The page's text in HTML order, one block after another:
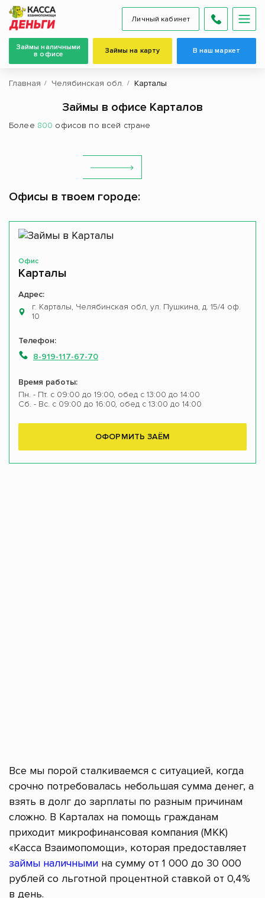
Личный кабинет
Займы наличными
в офисе
Займы на карту В наш маркет
Главная Челябинская обл. Карталы
Займы в офисе Карталов
Более 800 офисов по всей стране
Офисы в твоем городе:
Офис
Карталы
Адрес:
г. Карталы, Челябинская обл, ул. Пушкина, д. 15/4 оф.
10
Телефон:
8-919-117-67-70
Время работы:
Пн. - Пт. с 09:00 до 19:00, обед с 13:00 до 14:00
Сб. - Вс. с 09:00 до 16:00, обед с 13:00 до 14:00
ОФОРМИТЬ ЗАЁМ
Все мы порой сталкиваемся с ситуацией, когда
срочно потребовалась небольшая сумма денег, а
взять в долг до зарплаты по разным причинам
сложно. В Карталах на помощь гражданам
приходит микрофинансовая компания (МКК)
«Касса Взаимопомощи», которая предоставляет
займы наличными на сумму от 1 000 до 30 000
рублей со льготной процентной ставкой от 0,4%
в день.